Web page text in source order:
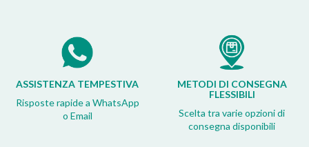
ASSISTENZA TEMPESTIVA
Risposte rapide a WhatsApp
o Email
METODI DI CONSEGNA
FLESSIBILI
Scelta tra varie opzioni di
consegna disponibili